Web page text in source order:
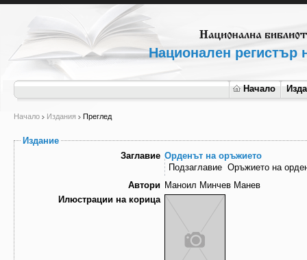
Национален регистър
Начало
Начало Издания Преглед
Издание
Заглавие Орденът на оръжието
Подзаглавие Оръжието на
Автори Маноил Минчев Манев
Илюстрации на корица